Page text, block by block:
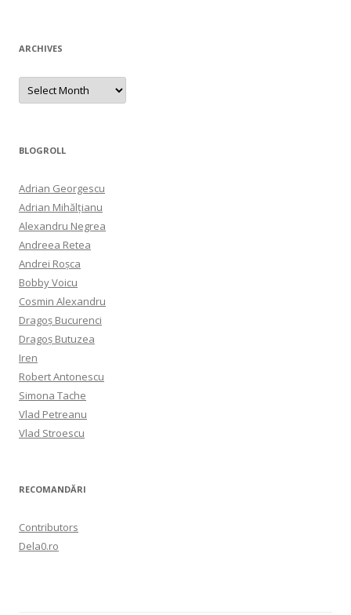
ARCHIVES
Archives
BLOGROLL
Adrian Georgescu
Adrian Mihălțianu
Alexandru Negrea
Andreea Retea
Andrei Roșca
Bobby Voicu
Cosmin Alexandru
Dragoș Bucurenci
Dragoș Butuzea
Iren
Robert Antonescu
Simona Tache
Vlad Petreanu
Vlad Stroescu
RECOMANDĂRI
Contributors
Dela0.ro